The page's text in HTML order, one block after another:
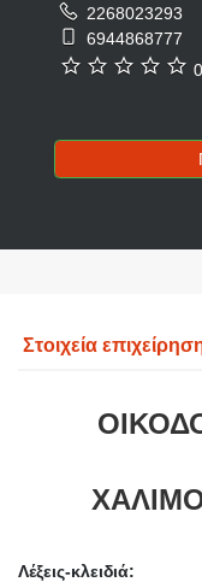
2268023293
6944868777
Στοιχεία
Λέξεις-κλειδιά: